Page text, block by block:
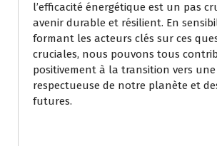
l’efficacité énergétique est un pas
avenir durable et résilient. En
formant les acteurs clés sur ces
cruciales, nous pouvons tous
positivement à la transition vers
respectueuse de notre planète et
futures.